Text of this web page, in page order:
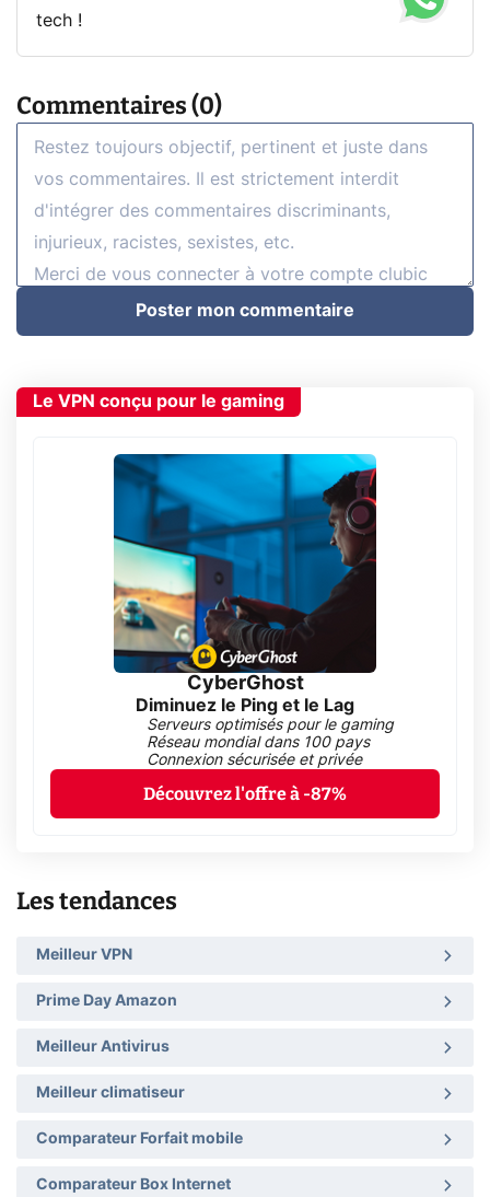
tech !
Commentaires (0)
Poster mon commentaire
Le VPN conçu pour le gaming
CyberGhost
Diminuez le Ping et le Lag
Serveurs optimisés pour le gaming
Réseau mondial dans 100 pays
Connexion sécurisée et privée
Découvrez l'offre à -87%
Les tendances
Meilleur VPN
Prime Day Amazon
Meilleur Antivirus
Meilleur climatiseur
Comparateur Forfait mobile
Comparateur Box Internet